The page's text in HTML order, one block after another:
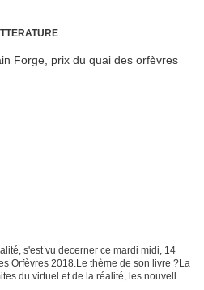
s'est vu decerner ce mardi midi, 14
Orfèvres 2018.Le thème de son livre ?La
du virtuel et de la réalité, les nouvelles